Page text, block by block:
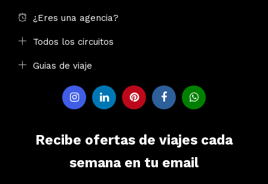
¿Eres una agencia?
Todos los circuitos
Guias de viaje
Recibe ofertas de viajes cada
semana en tu email